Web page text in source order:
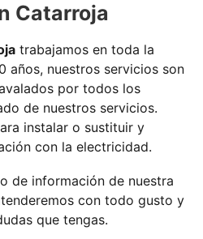
Catarroja
trabajamos en toda la
años, nuestros servicios son
por todos los
de nuestros servicios.
instalar o sustituir y
con la electricidad.
de información de nuestra
con todo gusto y
que tengas.